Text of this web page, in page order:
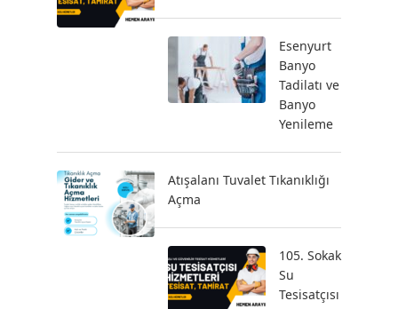
Esenyurt
Banyo
Tadilatı ve
Banyo
Yenileme
Atışalanı Tuvalet Tıkanıklığı
Açma
105. Sokak
Su
Tesisatçısı